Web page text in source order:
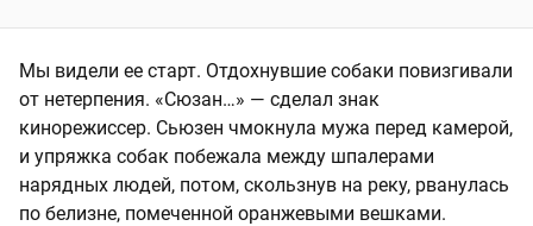
Мы видели ее старт. Отдохнувшие собаки повизгивали
от нетерпения. «Сюзан…» — сделал знак
кинорежиссер. Сьюзен чмокнула мужа перед камерой,
и упряжка собак побежала между шпалерами
нарядных людей, потом, скользнув на реку, рванулась
по белизне, помеченной оранжевыми вешками.